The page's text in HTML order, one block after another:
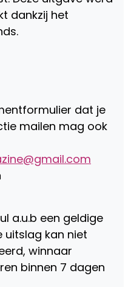
dankzij het
dat je
mailen mag ook
a.u.b een geldige
uitslag kan niet
winnaar
binnen 7 dagen